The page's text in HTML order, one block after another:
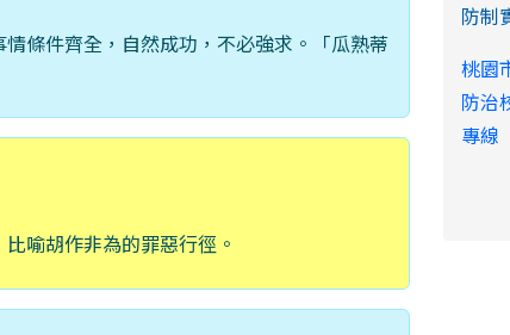
條件齊全，自然成功，不必強求。「瓜熟蒂
喻胡作非為的罪惡行徑。
防制
桃園
防治
專線